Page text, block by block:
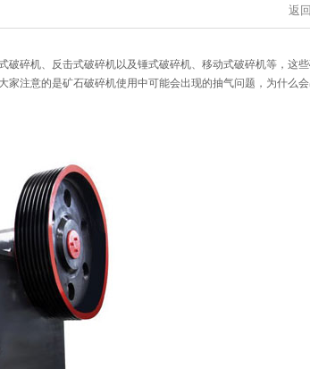
返
破碎机、反击式破碎机以及锤式破碎机、移动式破碎机等，这
注意的是矿石破碎机使用中可能会出现的抽气问题，为什么